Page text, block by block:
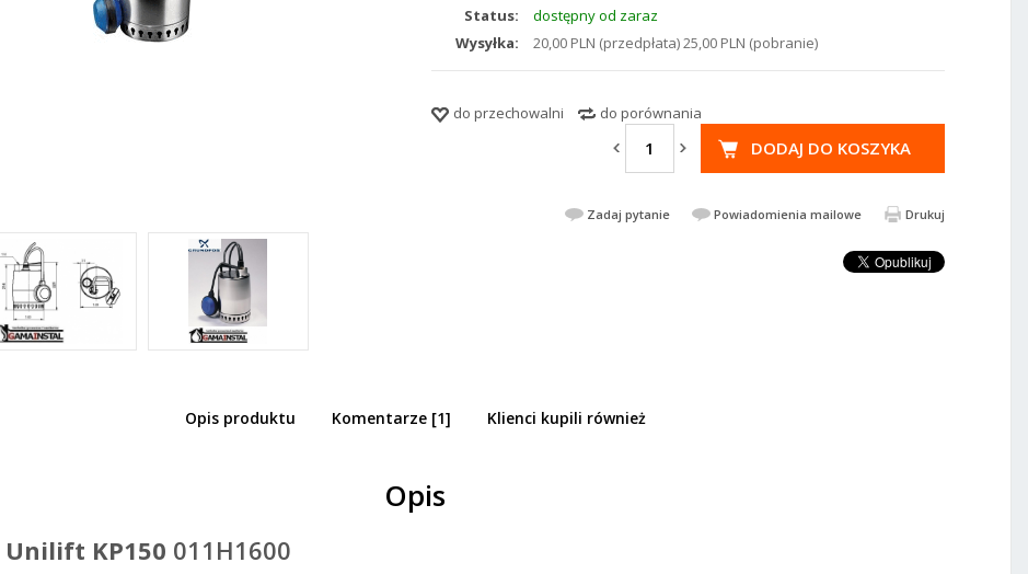
Status:
dostępny od zaraz
Wysyłka:
20,00 PLN (przedpłata) 25,00 PLN (pobranie)
do przechowalni do porównania
DODAJ DO KOSZYKA
Zadaj pytanie Powiadomienia mailowe Drukuj
Grundfos Unilift KP 150 A 1 Pompa zatapialna do
Opis produktu Komentarze [1] Klienci kupili również
Opis
KP150 011H1600